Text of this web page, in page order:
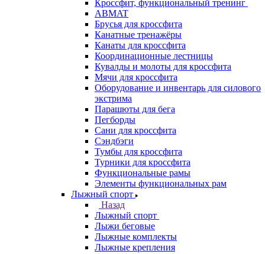
Кроссфит, функциональный тренинг
ABMAT
Брусья для кроссфита
Канатные тренажёры
Канаты для кроссфита
Координационные лестницы
Кувалды и молоты для кроссфита
Мячи для кроссфита
Оборудование и инвентарь для силового
экстрима
Парашюты для бега
Пегборды
Сани для кроссфита
Сэндбэги
Тумбы для кроссфита
Турники для кроссфита
Функциональные рамы
Элементы функциональных рам
Лыжный спорт
Назад
Лыжный спорт
Лыжи беговые
Лыжные комплекты
Лыжные крепления